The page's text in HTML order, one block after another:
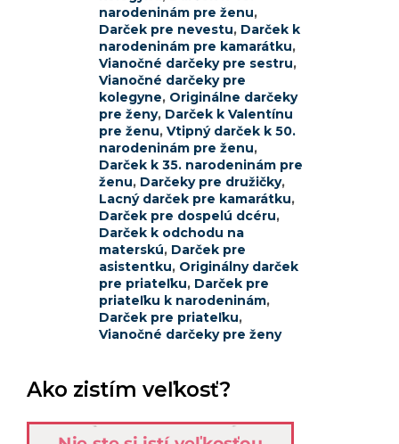
narodeninám pre ženu,
Darček pre nevestu, Darček k
narodeninám pre kamarátku,
Vianočné darčeky pre sestru,
Vianočné darčeky pre
kolegyne, Originálne darčeky
pre ženy, Darček k Valentínu
pre ženu, Vtipný darček k 50.
narodeninám pre ženu,
Darček k 35. narodeninám pre
ženu, Darčeky pre družičky,
Lacný darček pre kamarátku,
Darček pre dospelú dcéru,
Darček k odchodu na
materskú, Darček pre
asistentku, Originálny darček
pre priateľku, Darček pre
priateľku k narodeninám,
Darček pre priateľku,
Vianočné darčeky pre ženy
Ako zistím veľkosť?